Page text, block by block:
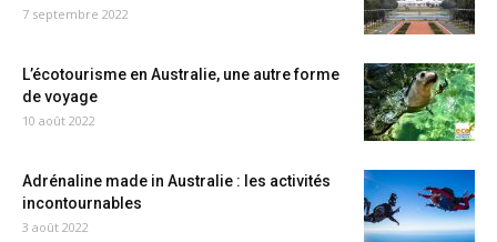
7 septembre 2022
L’écotourisme en Australie, une autre forme
de voyage
10 août 2022
Adrénaline made in Australie : les activités
incontournables
3 août 2022